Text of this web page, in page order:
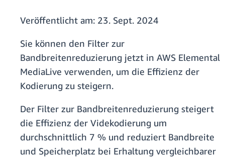
Veröffentlicht am: 23. Sept. 2024
Sie können den Filter zur
Bandbreitenreduzierung jetzt in AWS Elemental
MediaLive verwenden, um die Effizienz der
Kodierung zu steigern.
Der Filter zur Bandbreitenreduzierung steigert
die Effizienz der Videkodierung um
durchschnittlich 7 % und reduziert Bandbreite
und Speicherplatz bei Erhaltung vergleichbarer